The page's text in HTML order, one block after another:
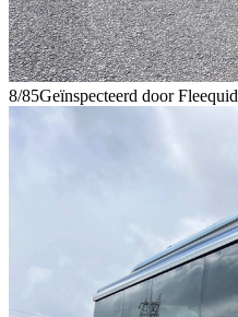
8/85Geïnspecteerd door Fleequid